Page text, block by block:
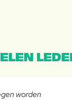
worden